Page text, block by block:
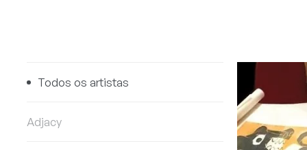
Todos os artistas
Adjacy